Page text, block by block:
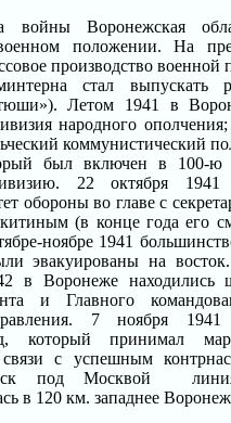
войны Воронежская
положении. На
производство военной
стал выпускать
Летом 1941 в
народного
коммунистический
был включен в 100-ю
22 октября 1941
обороны во главе с
(в конце года его
ноябре 1941
эвакуированы на
в Воронеже находились
и Главного
7 ноября 1941
который принимал
с успешным
под Москвой
в 120 км. западнее